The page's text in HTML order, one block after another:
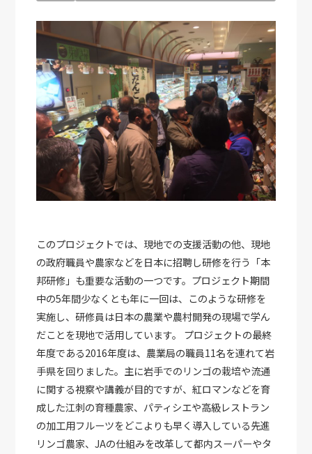
このプロジェクトでは、現地での支援活動の他、現地
の政府職員や農家などを日本に招聘し研修を行う「本
邦研修」も重要な活動の一つです。プロジェクト期間
中の5年間少なくとも年に一回は、このような研修を
実施し、研修員は日本の農業や農村開発の現場で学ん
だことを現地で活用しています。 プロジェクトの最終
年度である2016年度は、農業局の職員11名を連れて岩
手県を回りました。主に岩手でのリンゴの栽培や流通
に関する視察や講義が目的ですが、紅ロマンなどを育
成した江刺の育種農家、パティシエや高級レストラン
の加工用フルーツをどこよりも早く導入している先進
リンゴ農家、JAの仕組みを改革して都内スーパーやタ